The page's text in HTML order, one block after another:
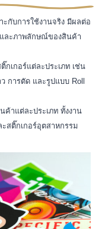
ะกับการใช้งานจริง มีผลต่อ
ละภาพลักษณ์ของสินค้า
เกอร์แต่ละประเภท เช่น
การตัด และรูปแบบ Roll
ค้าแต่ละประเภท ทั้งงาน
ะสติ๊กเกอร์อุตสาหกรรม